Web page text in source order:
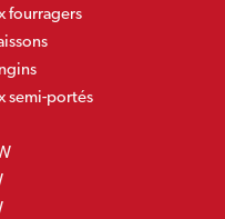
fourragers
semi-portés